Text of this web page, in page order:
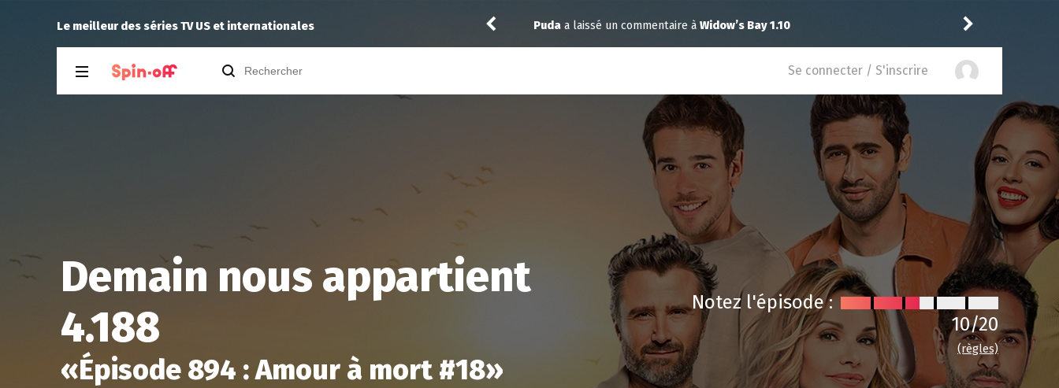
Le meilleur des séries TV US et internationales
Pudaa laissé un commentaire à tomaa noté12àAbbott Elementary 2.14
Se connecter / S'inscrire
Demain nous appartient
4.188
«Épisode 894 : Amour à mort #18»
Notez l'épisode :
10/20
(règles)